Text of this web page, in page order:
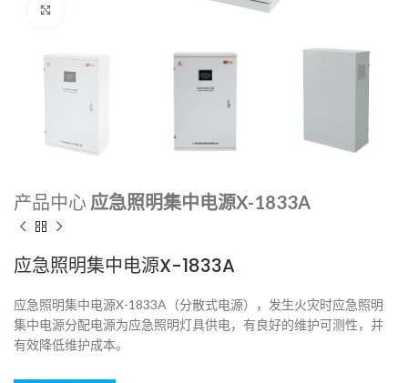
产品中心 应急照明集中电源X-1833A
应急照明集中电源X-1833A
应急照明集中电源X-1833A（分散式电源），发生火灾时应急照明
集中电源分配电源为应急照明灯具供电，有良好的维护可测性，并
有效降低维护成本。